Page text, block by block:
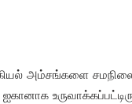
அம்சங்களை